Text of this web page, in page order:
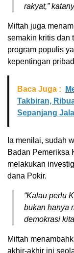
rakyat,”
Miftah juga
semakin kritis dan
program populis
kepentingan
Baca Juga :
Takbiran,
Sepanjang
Ia menilai, sudah
Badan Pemeriksa
melakukan
dana Pokir.
“Kalau perlu
bukan hanya
demokrasi
Miftah
akhir-akhir ini